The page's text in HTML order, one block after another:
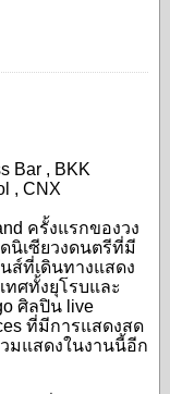
Bar , BKK
, CNX
ครั้งแรกของวง
นิเซียวงดนตรีที่มี
ส์ที่เดินทางแสดง
ทศทั้งยุโรบและ
ศิลปิน live
ที่มีการแสดงสด
มแสดงในงานนี้อีก